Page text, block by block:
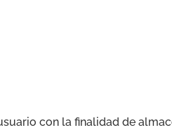
con la finalidad de